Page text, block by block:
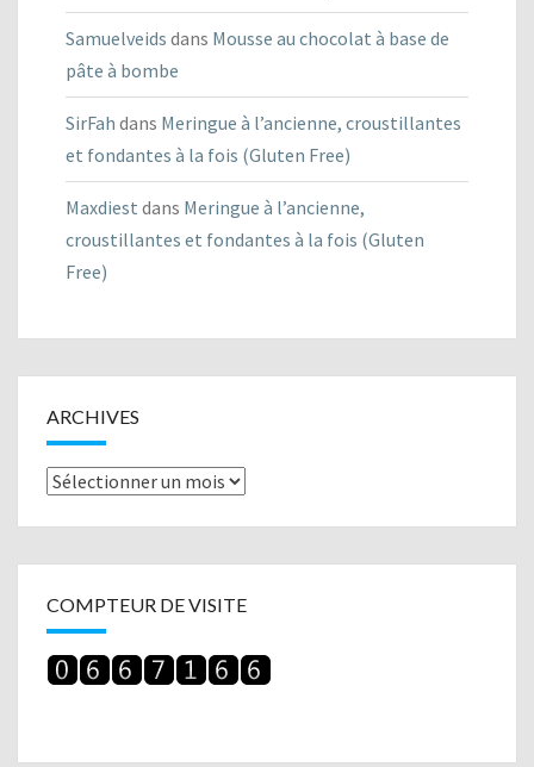
Samuelveids dans Mousse au chocolat à base de
pâte à bombe
SirFah dans Meringue à l’ancienne, croustillantes
et fondantes à la fois (Gluten Free)
Maxdiest dans Meringue à l’ancienne,
croustillantes et fondantes à la fois (Gluten
Free)
ARCHIVES
Archives
COMPTEUR DE VISITE